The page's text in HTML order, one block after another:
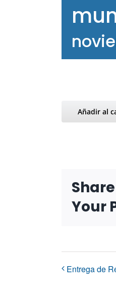
Añadir al
Your
Entrega de